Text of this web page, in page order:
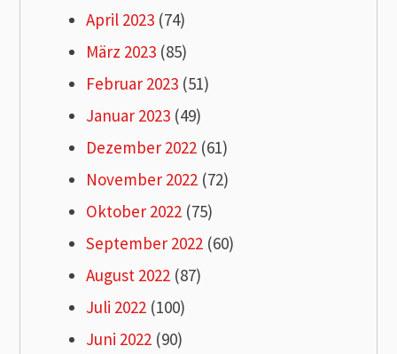
April 2023 (74)
März 2023 (85)
Februar 2023 (51)
Januar 2023 (49)
Dezember 2022 (61)
November 2022 (72)
Oktober 2022 (75)
September 2022 (60)
August 2022 (87)
Juli 2022 (100)
Juni 2022 (90)